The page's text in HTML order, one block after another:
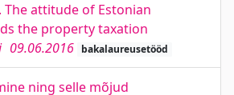
The attitude of Estonian
the property taxation
09.06.2016 bakalaureusetööd
ning selle mõjud